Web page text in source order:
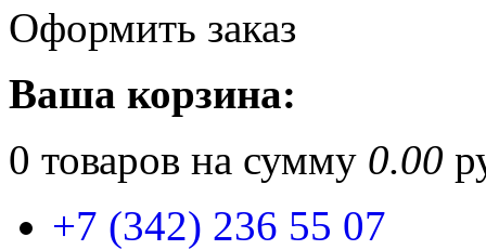
Оформить заказ
Ваша корзина:
0 товаров на сумму 0.00
+7 (342) 236 55 07